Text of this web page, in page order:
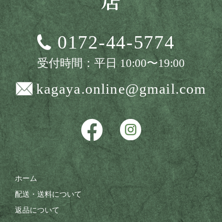
ホーム
配送・送料について
返品について
0172-44-5774
受付時間：平日 10:00〜19:00
kagaya.online@gmail.com